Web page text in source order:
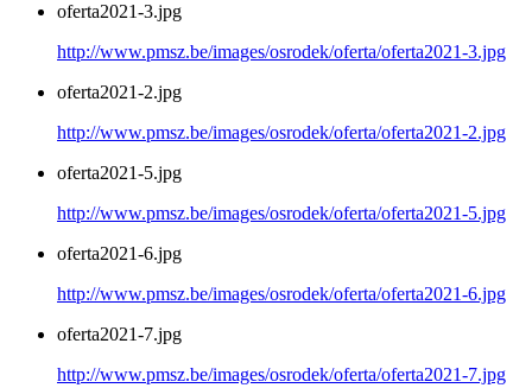
oferta2021-3.jpg
http://www.pmsz.be/images/osrodek/oferta/oferta2021-3.jpg
oferta2021-2.jpg
http://www.pmsz.be/images/osrodek/oferta/oferta2021-2.jpg
oferta2021-5.jpg
http://www.pmsz.be/images/osrodek/oferta/oferta2021-5.jpg
oferta2021-6.jpg
http://www.pmsz.be/images/osrodek/oferta/oferta2021-6.jpg
oferta2021-7.jpg
http://www.pmsz.be/images/osrodek/oferta/oferta2021-7.jpg